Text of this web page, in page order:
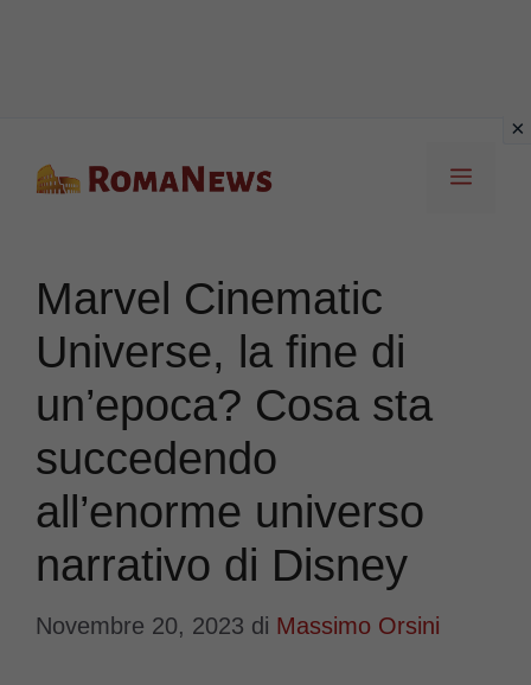
Menu
Marvel Cinematic
Universe, la fine di
un’epoca? Cosa sta
succedendo
all’enorme universo
narrativo di Disney
Novembre 20, 2023 di Massimo Orsini